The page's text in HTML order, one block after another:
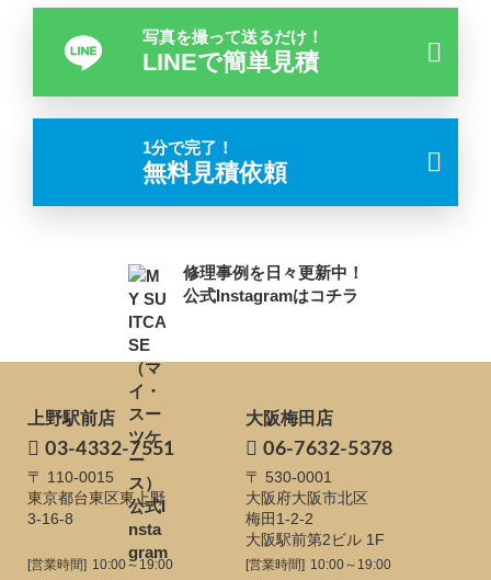
写真を撮って送るだけ！
LINEで簡単見積
1分で完了！
無料見積依頼
修理事例を日々更新中！
公式Instagramはコチラ
上野駅前店
03-4332-7551
〒 110-0015
東京都台東区東上野
3-16-8
[営業時間] 10:00～19:00
大阪梅田店
06-7632-5378
〒 530-0001
大阪府大阪市北区
梅田1-2-2
大阪駅前第2ビル 1F
[営業時間] 10:00～19:00